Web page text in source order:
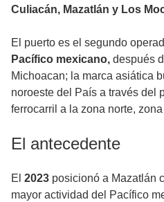
Culiacán, Mazatlán y Los
El puerto es el segundo
Pacífico mexicano, después
Michoacan; la marca asiática
noroeste del País a través del
ferrocarril a la zona norte,
El antecedente
El 2023 posicionó a Mazatlán
mayor actividad del Pacífico